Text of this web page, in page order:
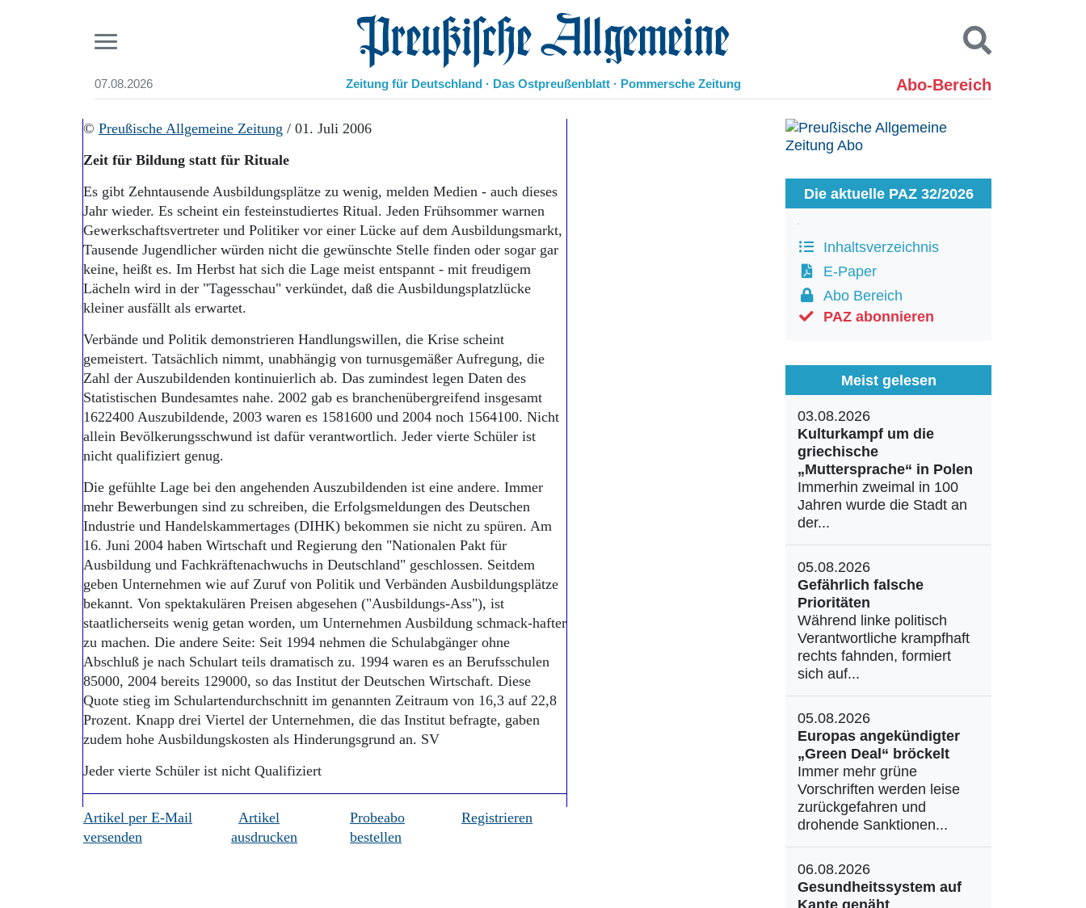
07.08.2026 Preußische Allgemeine Zeitung
Zeitung für Deutschland · Das Ostpreußenblatt · Pommersche Zeitung Abo-Bereich
Start
Aktuelle Ausgabe
Abonnent werden
Abo Prämien
Archiv
Mediadaten
Gesellschaft
Leben
Geschichte
Ostpreußen
Pommern
Berlin-Brandenburg
Kontakt
Suchen und finden
© Preußische Allgemeine Zeitung / 01. Juli 2006
Zeit für Bildung statt für Rituale
Es gibt Zehntausende Ausbildungsplätze zu wenig, melden Medien - auch dieses
Jahr wieder. Es scheint ein festeinstudiertes Ritual. Jeden Frühsommer warnen
Gewerkschaftsvertreter und Politiker vor einer Lücke auf dem Ausbildungsmarkt,
Tausende Jugendlicher würden nicht die gewünschte Stelle finden oder sogar gar
keine, heißt es. Im Herbst hat sich die Lage meist entspannt - mit freudigem
Lächeln wird in der "Tagesschau" verkündet, daß die Ausbildungsplatzlücke
kleiner ausfällt als erwartet.
Verbände und Politik demonstrieren Handlungswillen, die Krise scheint
gemeistert. Tatsächlich nimmt, unabhängig von turnusgemäßer Aufregung, die
Zahl der Auszubildenden kontinuierlich ab. Das zumindest legen Daten des
Statistischen Bundesamtes nahe. 2002 gab es branchenübergreifend insgesamt
1622400 Auszubildende, 2003 waren es 1581600 und 2004 noch 1564100. Nicht
allein Bevölkerungsschwund ist dafür verantwortlich. Jeder vierte Schüler ist
nicht qualifiziert genug.
Die gefühlte Lage bei den angehenden Auszubildenden ist eine andere. Immer
mehr Bewerbungen sind zu schreiben, die Erfolgsmeldungen des Deutschen
Industrie und Handelskammertages (DIHK) bekommen sie nicht zu spüren. Am
16. Juni 2004 haben Wirtschaft und Regierung den "Nationalen Pakt für
Ausbildung und Fachkräftenachwuchs in Deutschland" geschlossen. Seitdem
geben Unternehmen wie auf Zuruf von Politik und Verbänden Ausbildungsplätze
bekannt. Von spektakulären Preisen abgesehen ("Ausbildungs-Ass"), ist
staatlicherseits wenig getan worden, um Unternehmen Ausbildung schmack-hafter
zu machen. Die andere Seite: Seit 1994 nehmen die Schulabgänger ohne
Abschluß je nach Schulart teils dramatisch zu. 1994 waren es an Berufsschulen
85000, 2004 bereits 129000, so das Institut der Deutschen Wirtschaft. Diese
Quote stieg im Schulartendurchschnitt im genannten Zeitraum von 16,3 auf 22,8
Prozent. Knapp drei Viertel der Unternehmen, die das Institut befragte, gaben
zudem hohe Ausbildungskosten als Hinderungsgrund an. SV
Jeder vierte Schüler ist nicht Qualifiziert
Artikel per E-Mail
versenden
Artikel
ausdrucken
Probeabo
bestellen
Registrieren
Die aktuelle PAZ 32/2026
Inhaltsverzeichnis
E-Paper
Abo Bereich
PAZ abonnieren
Meist gelesen
03.08.2026
Kulturkampf um die
griechische
„Muttersprache“ in Polen
Immerhin zweimal in 100
Jahren wurde die Stadt an
der...
05.08.2026
Gefährlich falsche
Prioritäten
Während linke politisch
Verantwortliche krampfhaft
rechts fahnden, formiert
sich auf...
05.08.2026
Europas angekündigter
„Green Deal“ bröckelt
Immer mehr grüne
Vorschriften werden leise
zurückgefahren und
drohende Sanktionen...
06.08.2026
Gesundheitssystem auf
Kante genäht